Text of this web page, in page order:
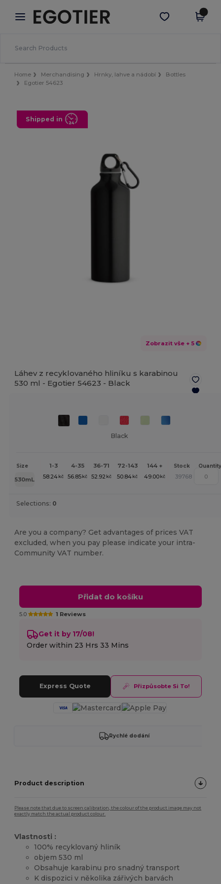
× Aplikace Egotier
Lepší ceny v aplikaci!
Stáhnout app
Home Merchandising Hrnky, lahve a nádobí
Bottles
Egotier 54623
Shipped in
Zobrazit vše + 5
Láhev z recyklovaného hliníku s karabinou
530 ml - Egotier 54623 - Black
Black
Size 1-3 4-35 36-71 72-143 144 + Stock Quantity
530mL 58.24 kč 56.85 kč 52.92 kč 50.84 kč 49.00 kč 39768
Selections: 0
Are you a company? Get advantages of prices VAT
excluded, when you pay please indicate your intra-
Community VAT number.
Přidat do košíku
5.0 1 Reviews
Get it by 17/08!
Order within 23 Hrs 33 Mins
Express Quote Přizpůsobte Si To!
Rychlé dodání
Product description
Please note that due to screen calibration, the colour of the product image may not
exactly match the actual product colour.
Vlastnosti :
100% recyklovaný hliník
objem 530 ml
Obsahuje karabinu pro snadný transport
K dispozici v několika zářivých barvách